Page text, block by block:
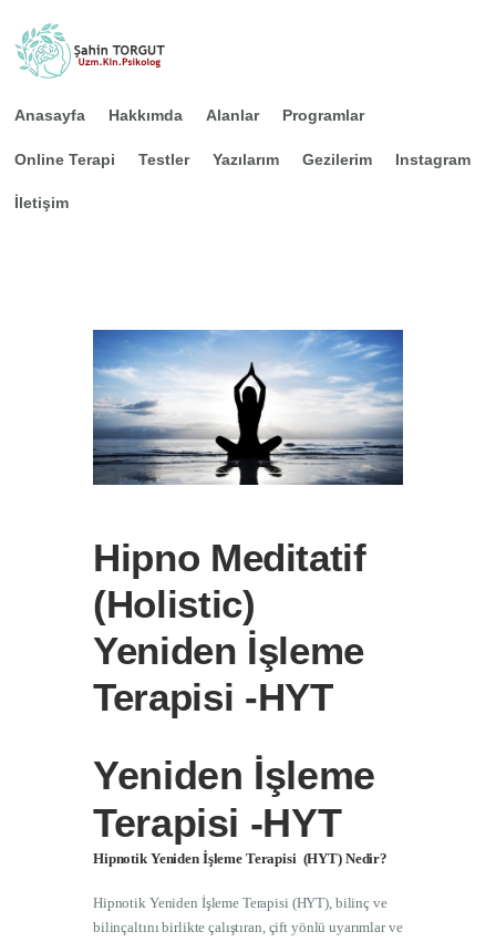
Anasayfa Hakkımda Alanlar Programlar
Online Terapi Testler Yazılarım Gezilerim Instagram
İletişim
Online Terapi
Testler
Yazılarım
Gezilerim
Hipno Meditatif
(Holistic)
Yeniden İşleme
Terapisi -HYT
Yeniden İşleme
Terapisi -HYT
Hipnotik Yeniden İşleme Terapisi (HYT) Nedir?
Hipnotik Yeniden İşleme Terapisi (HYT), bilinç ve
bilinçaltını birlikte çalıştıran, çift yönlü uyarımlar ve